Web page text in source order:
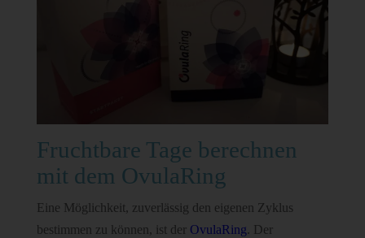
Fruchtbare Tage berechnen
mit dem OvulaRing
Eine Möglichkeit, zuverlässig den eigenen Zyklus
bestimmen zu können, ist der OvulaRing. Der